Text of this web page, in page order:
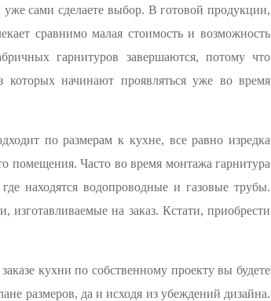
сами сделаете выбор. В готовой продукции,
сравнимо малая стоимость и возможность
гарнитуров завершаются, потому что
которых начинают проявляться уже во время
по размерам к кухне, все равно изредка
помещения. Часто во время монтажа гарнитура
находятся водопроводные и газовые трубы.
на заказ. Кстати, приобрести
кухни по собственному проекту вы будете
размеров, да и исходя из убеждений дизайна.